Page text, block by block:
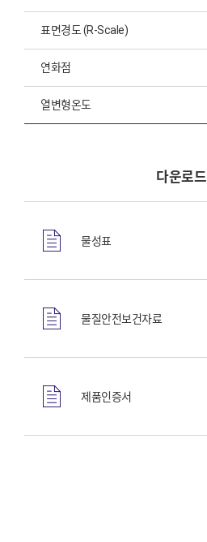
표면경도 (R-Scale)
연화점
열변형온도
다운로드
물성표
물질안전보건자료
제품인증서